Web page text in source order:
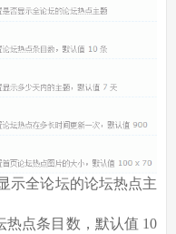
全论坛的论坛热点主
点条目数，默认值 10